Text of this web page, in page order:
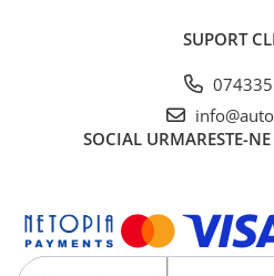
SUPORT
SOCIAL URMARESTE-